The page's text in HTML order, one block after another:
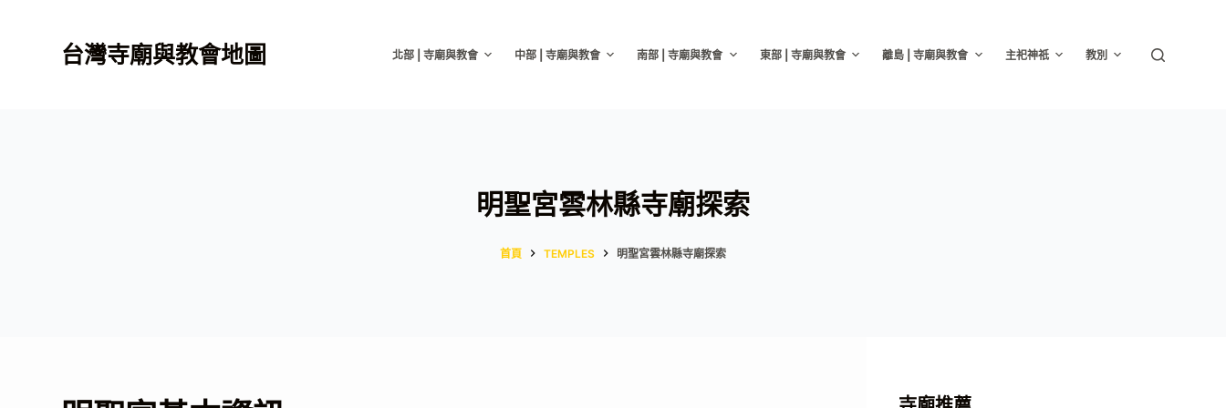
台灣寺廟與教會地圖 北部 | 寺廟與教會 中部 | 寺廟與教會 南部 | 寺廟與教會 東部 | 寺廟與教會 離島 | 寺廟與教會 主祀神祇 教別
明聖宮雲林縣寺廟探索
首頁 TEMPLES 明聖宮雲林縣寺廟探索